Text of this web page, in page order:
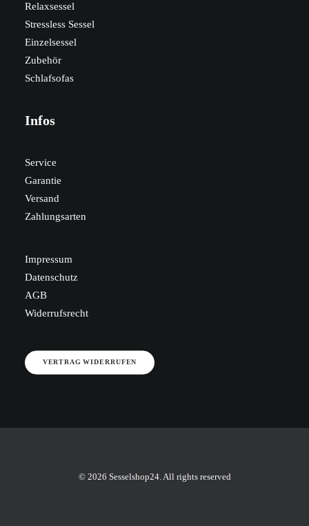
Relaxsessel
Stressless Sessel
Einzelsessel
Zubehör
Schlafsofas
Infos
Service
Garantie
Versand
Zahlungsarten
Impressum
Datenschutz
AGB
Widerrufsrecht
VERTRAG WIDERRUFEN
© 2026 Sesselshop24. All rights reserved